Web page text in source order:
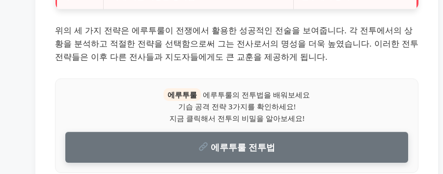
위의 세 가지 전략은 에루투룰이 전쟁에서 활용한 성공적인 전술을 보여줍니다. 각 전투에서의 상
황을 분석하고 적절한 전략을 선택함으로써 그는 전사로서의 명성을 더욱 높였습니다. 이러한 전투
전략들은 이후 다른 전사들과 지도자들에게도 큰 교훈을 제공하게 됩니다.
에루투룰
에루투룰의 전투법을 배워보세요
기습 공격 전략 3가지를 확인하세요!
지금 클릭해서 전투의 비밀을 알아보세요!
에루투룰 전투법